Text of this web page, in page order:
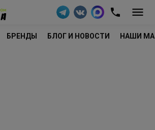
БРЕНДЫ БЛОГ И НОВОСТИ НАШИ